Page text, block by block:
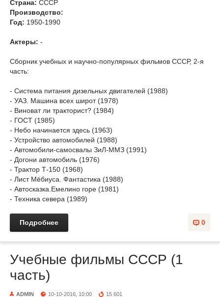
Страна: СССР
Производство:
Год: 1950-1990
Актеры: -
Сборник учебных и научно-популярных фильмов СССР, 2-я
часть:
- Система питания дизельных двигателей (1988)
- УАЗ. Машина всех широт (1978)
- Виноват ли тракторист? (1984)
- ГОСТ (1985)
- Небо начинается здесь (1963)
- Устройство автомобилей (1988)
- Автомобили-самосвалы ЗиЛ-ММЗ (1991)
- Догони автомобиль (1976)
- Трактор Т-150 (1968)
- Лист Мёбиуса. Фантастика (1988)
- Автосказка.Емелино горе (1981)
- Техника севера (1989)
0
Подробнее
Учебные фильмы СССР (1
часть)
ADMIN 10-10-2016, 10:00 15 601